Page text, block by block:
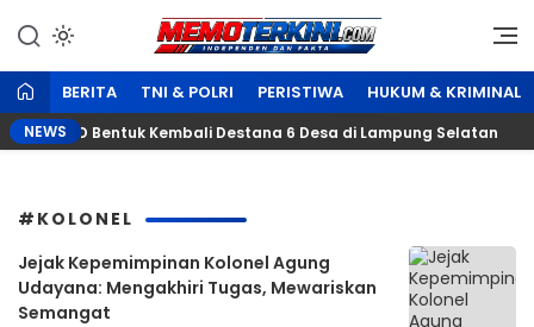
konten
Memoterkini.com
Independen dan Fakta
BERITA TNI & POLRI PERISTIWA HUKUM & KRIMINAL
NEWS
BPBD Bentuk Kembali Destana 6 Desa di Lampung Selatan
#KOLONEL
Jejak Kepemimpinan Kolonel Agung
Udayana: Mengakhiri Tugas, Mewariskan
Semangat